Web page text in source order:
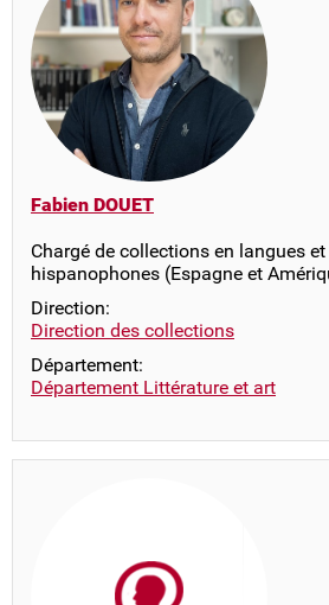
Fabien DOUET
Chargé de collections en langues
hispanophones (Espagne et
Direction:
Direction des collections
Département:
Département Littérature et art